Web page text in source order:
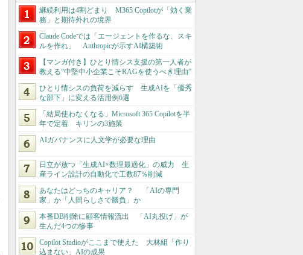
継続利用は4割どまり M365 Copilotが「効く業
務」と期待外れの境界
Claude Codeでは「エージェントを作るな、スキ
ルを作れ」 Anthropicが示すAI構築術
【マンガ付き】ひとり情シス支援の第一人者が
教える”中堅中小企業こそRAGを使うべき理由”
ひとり情シスの負荷を減らす 生成AIを「優秀
な部下」に変える活用例6選
「結局使わなくなる」Microsoft 365 Copilotを半
年で定着 キリンの3施策
AIガバナンスに人文学が必要な理由
日立が放つ「生成AI×数理最適化」の威力 生
産ライン設計の自動化で工数87％削減
あなたはどっちのキャリア？ 「AIの専門
家」か「人間らしさで勝負」か
本番DB削除に顧客情報流出 「AI丸投げ」が
生んだ4つの惨事
Copilot Studioがここまで使えた 大林組「作り
込まない」AIの成果